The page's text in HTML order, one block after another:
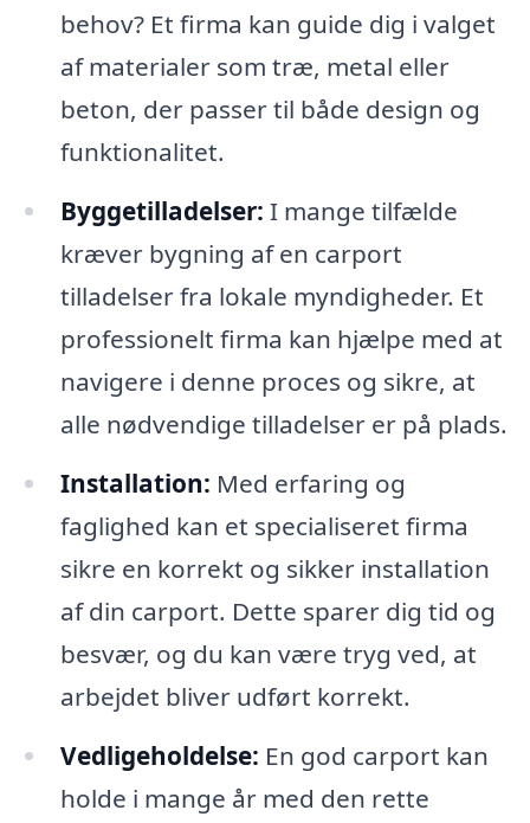
behov? Et firma kan guide dig i valget
af materialer som træ, metal eller
beton, der passer til både design og
funktionalitet.
Byggetilladelser: I mange tilfælde
kræver bygning af en carport
tilladelser fra lokale myndigheder. Et
professionelt firma kan hjælpe med at
navigere i denne proces og sikre, at
alle nødvendige tilladelser er på plads.
Installation: Med erfaring og
faglighed kan et specialiseret firma
sikre en korrekt og sikker installation
af din carport. Dette sparer dig tid og
besvær, og du kan være tryg ved, at
arbejdet bliver udført korrekt.
Vedligeholdelse: En god carport kan
holde i mange år med den rette